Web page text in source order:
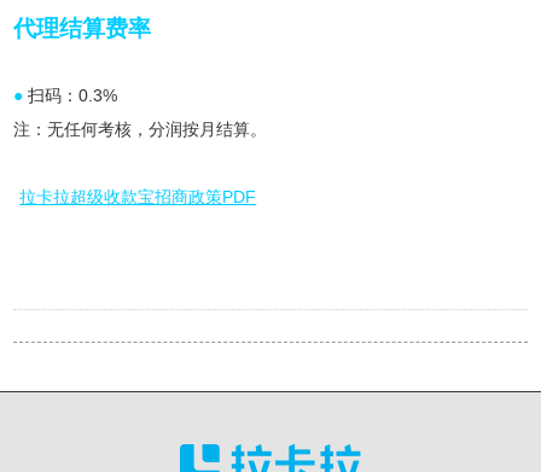
代理结算费率
● 扫码：0.3%
注：无任何考核，分润按月结算。
拉卡拉超级收款宝招商政策PDF